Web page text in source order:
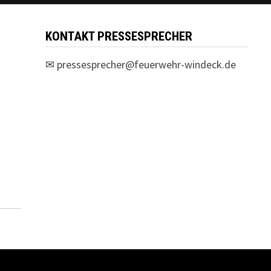
KONTAKT PRESSESPRECHER
✉ pressesprecher@feuerwehr-windeck.de